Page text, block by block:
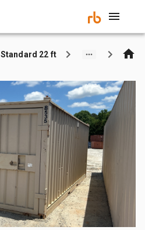
Standard 22 ft حاويات تخزين